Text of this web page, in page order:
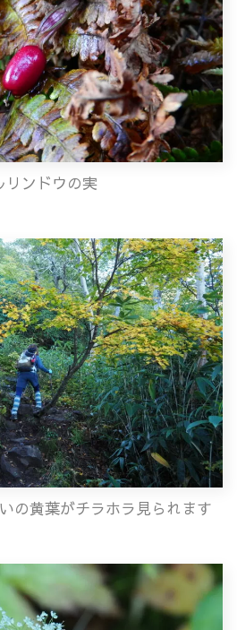
リンドウの実
の黄葉がチラホラ見られます